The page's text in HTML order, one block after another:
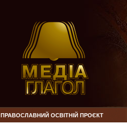
ПРАВОСЛАВНИЙ ОСВІТНІЙ ПРОЄКТ